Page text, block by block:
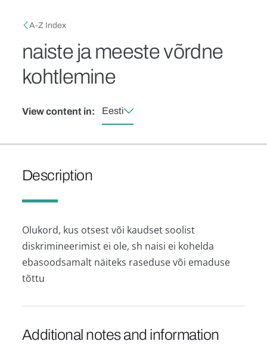
Breadcrumb
A-Z Index
naiste ja meeste võrdne
kohtlemine
View content in: Eesti
Description
Olukord, kus otsest või kaudset soolist
diskrimineerimist ei ole, sh naisi ei kohelda
ebasoodsamalt näiteks raseduse või emaduse
tõttu
Additional notes and information